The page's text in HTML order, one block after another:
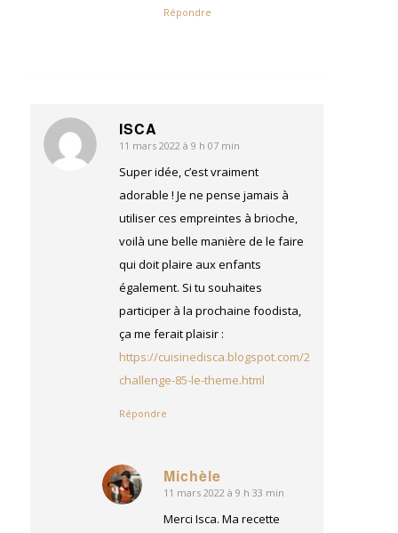
Répondre
ISCA
dit
:
11 mars 2022 à 9 h 07 min
Super idée, c’est vraiment
adorable ! Je ne pense jamais à
utiliser ces empreintes à brioche,
voilà une belle manière de le faire
qui doit plaire aux enfants
également. Si tu souhaites
participer à la prochaine foodista,
ça me ferait plaisir :
https://cuisinedisca.blogspot.com/2022/03/foodista-
challenge-85-le-theme.html
Répondre
Michèle
dit
11 mars 2022 à 9 h 33 min
Merci Isca. Ma recette